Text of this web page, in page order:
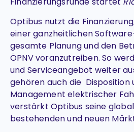
Optibus nutzt die
einer ganzheitlichen
gesamte Planung und den
ÖPNV voranzutreiben. So
und Serviceangebot weiter
gehören auch die Disposition
Management elektrischer
verstärkt Optibus seine
bestehenden und neuen